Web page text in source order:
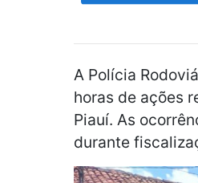
A Polícia
horas de ações
Piauí. As
durante